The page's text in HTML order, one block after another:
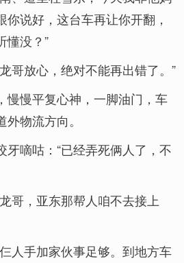
说好，这台车再让你开翻，
懂没？”
哥放心，绝对不能再出错了。”
慢慢平复心神，一脚油门，车
物流方向。
牙嘀咕：“已经弄死俩人了，不
哥，亚东那帮人咱不去接上
人手加家伙事足够。到地方车